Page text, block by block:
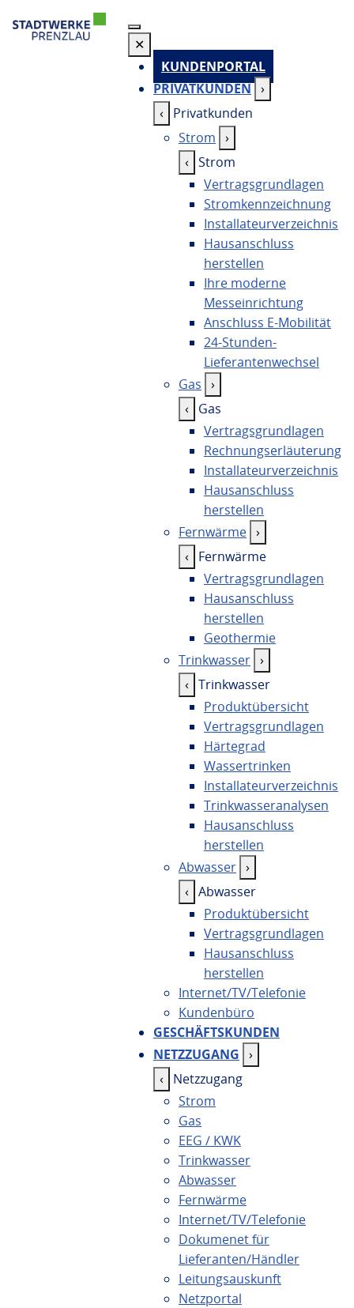
✕
KUNDENPORTAL
PRIVATKUNDEN ›
‹
Privatkunden
Strom ›
‹ Strom
Vertragsgrundlagen
Stromkennzeichnung
Installateurverzeichnis
Hausanschluss
herstellen
Ihre moderne
Messeinrichtung
Anschluss E-Mobilität
24-Stunden-
Lieferantenwechsel
Gas ›
‹
Gas
Vertragsgrundlagen
Rechnungserläuterung
Installateurverzeichnis
Hausanschluss
herstellen
Fernwärme ›
‹
Fernwärme
Vertragsgrundlagen
Hausanschluss
herstellen
Geothermie
Trinkwasser ›
‹ Trinkwasser
Produktübersicht
Vertragsgrundlagen
Härtegrad
Wassertrinken
Installateurverzeichnis
Trinkwasseranalysen
Hausanschluss
herstellen
Abwasser ›
‹ Abwasser
Produktübersicht
Vertragsgrundlagen
Hausanschluss
herstellen
Internet/TV/Telefonie
Kundenbüro
GESCHÄFTSKUNDEN
NETZZUGANG ›
‹
Netzzugang
Strom
Gas
EEG / KWK
Trinkwasser
Abwasser
Fernwärme
Internet/TV/Telefonie
Dokumenet für
Lieferanten/Händler
Leitungsauskunft
Netzportal